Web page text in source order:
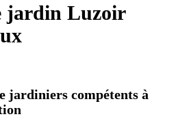
jardin Luzoir
jardiniers compétents à